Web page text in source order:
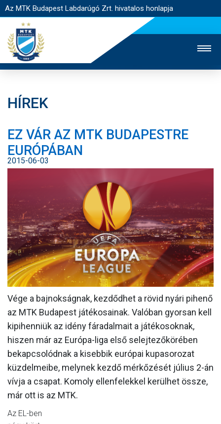
Az MTK Budapest Labdarúgó Zrt. hivatalos honlapja
JEGYÉRTÉKESÍTÉS
WEBSHOP
STADION
EGYESÜLET
NYITÓLAP
HÍREK
CSAPATOK
MÉRKŐZÉSEK
KLUB
GALÉRIA
SZURKOLÓI ÉLMÉNYEK
AKKREDITÁCIÓ
HÍREK
EZ VÁR AZ MTK BUDAPESTRE
EURÓPÁBAN
2015-06-03
Vége a bajnokságnak, kezdődhet a rövid nyári pihenő
az MTK Budapest játékosainak. Valóban gyorsan kell
kipihenniük az idény fáradalmait a játékosoknak,
hiszen már az Európa-liga első selejtezőkörében
bekapcsolódnak a kisebbik európai kupasorozat
küzdelmeibe, melynek kezdő mérkőzését július 2-án
vívja a csapat. Komoly ellenfelekkel kerülhet össze,
már ott is az MTK.
Az EL-ben